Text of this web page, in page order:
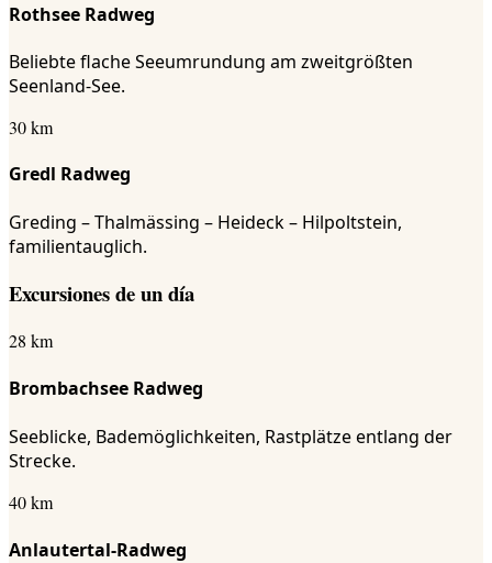
Rothsee Radweg
Beliebte flache Seeumrundung am zweitgrößten
Seenland-See.
30 km
Gredl Radweg
Greding – Thalmässing – Heideck – Hilpoltstein,
familientauglich.
Excursiones de un día
28 km
Brombachsee Radweg
Seeblicke, Bademöglichkeiten, Rastplätze entlang der
Strecke.
40 km
Anlautertal-Radweg